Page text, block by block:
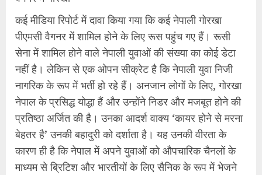
कई मीडिया रिपोर्ट में दावा किया गया कि कई नेपाली गोरखा
पीएमसी वैगनर में शामिल होने के लिए रूस पहुंच गए हैं। रूसी
सेना में शामिल होने वाले नेपाली युवाओं की संख्या का कोई डेटा
नहीं है। लेकिन से एक ओपन सीक्रेट है कि नेपाली युवा निजी
नागरिक के रूप में भर्ती हो रहे हैं। अनजान लोगों के लिए, गोरखा
नेपाल के प्रसिद्ध योद्धा हैं और उन्होंने निडर और मजबूत होने की
प्रतिष्ठा अर्जित की है। उनका आदर्श वाक्य ‘कायर होने से मरना
बेहतर है’ उनकी बहादुरी को दर्शाता है। यह उनकी वीरता के
कारण ही है कि नेपाल में अपने युवाओं को औपचारिक चैनलों के
माध्यम से ब्रिटिश और भारतीयों के लिए सैनिक के रूप में भेजने